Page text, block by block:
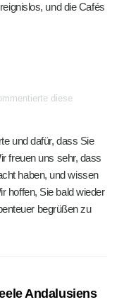
und die Cafés
diese
und dafür, dass Sie
freuen uns sehr, dass
haben, und wissen
hoffen, Sie bald wieder
begrüßen zu
Andalusiens